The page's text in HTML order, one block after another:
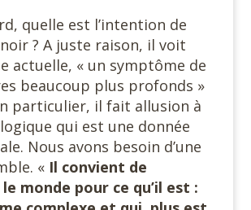
quelle est l’intention de
? A juste raison, il voit
actuelle, « un symptôme de
beaucoup plus profonds »
particulier, il fait allusion à
qui est une donnée
Nous avons besoin d’une
« Il convient de
monde pour ce qu’il est :